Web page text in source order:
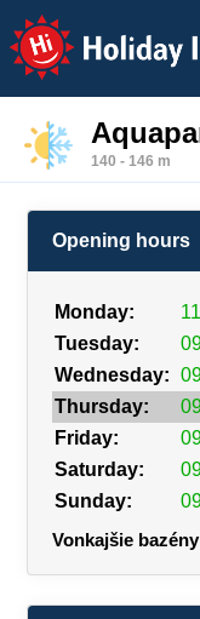
Holiday Info
140 - 146 m
Opening hours
Monday:
Tuesday:
Wednesday:
Thursday:
Friday:
Saturday:
Sunday:
Vonkajšie